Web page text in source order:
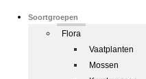
Soortgroepen
Flora
Vaatplanten
Mossen